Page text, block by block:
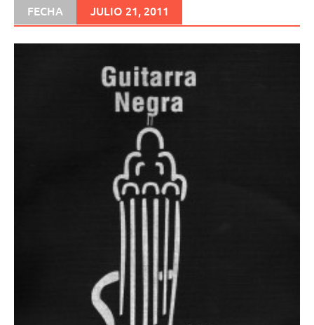
FECHA JULIO 21, 2011